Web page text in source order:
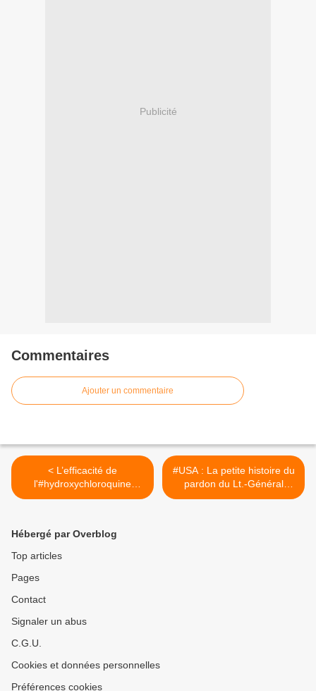
Publicité
Commentaires
Ajouter un commentaire
< L’efficacité de
l'#hydroxychloroquine
confirmée au sénat
#USA : La petite histoire du
pardon du Lt.-Général
#Flynn >
Hébergé par Overblog
Top articles
Pages
Contact
Signaler un abus
C.G.U.
Cookies et données personnelles
Préférences cookies